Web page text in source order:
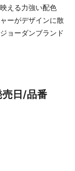
える力強い配色
ーがデザインに散
ョーダンブランド
売日/品番